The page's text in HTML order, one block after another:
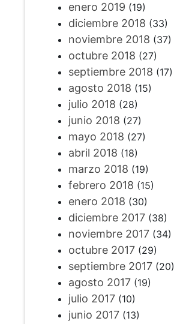
enero 2019 (19)
diciembre 2018 (33)
noviembre 2018 (37)
octubre 2018 (27)
septiembre 2018 (17)
agosto 2018 (15)
julio 2018 (28)
junio 2018 (27)
mayo 2018 (27)
abril 2018 (18)
marzo 2018 (19)
febrero 2018 (15)
enero 2018 (30)
diciembre 2017(38)
noviembre 2017(34)
octubre 2017(29)
septiembre 2017(20)
agosto 2017(19)
julio 2017(10)
junio 2017(13)